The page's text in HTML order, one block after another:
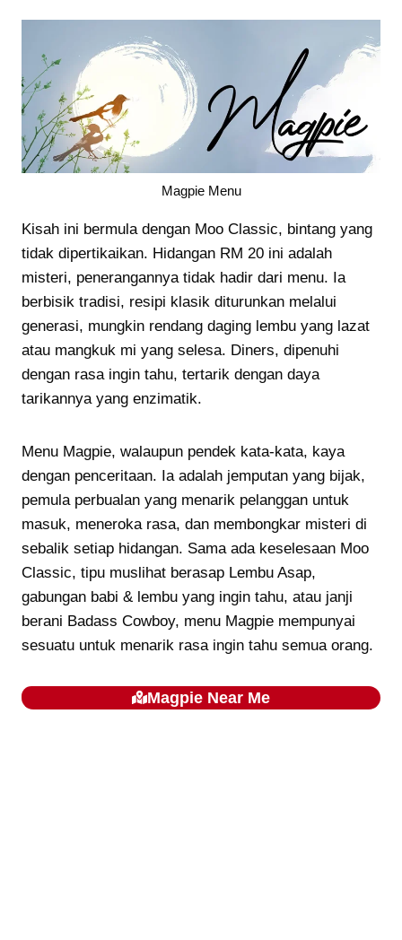
Magpie Menu
Kisah ini bermula dengan Moo Classic, bintang yang
tidak dipertikaikan. Hidangan RM 20 ini adalah
misteri, penerangannya tidak hadir dari menu. Ia
berbisik tradisi, resipi klasik diturunkan melalui
generasi, mungkin rendang daging lembu yang lazat
atau mangkuk mi yang selesa. Diners, dipenuhi
dengan rasa ingin tahu, tertarik dengan daya
tarikannya yang enzimatik.
Menu Magpie, walaupun pendek kata-kata, kaya
dengan penceritaan. Ia adalah jemputan yang bijak,
pemula perbualan yang menarik pelanggan untuk
masuk, meneroka rasa, dan membongkar misteri di
sebalik setiap hidangan. Sama ada keselesaan Moo
Classic, tipu muslihat berasap Lembu Asap,
gabungan babi & lembu yang ingin tahu, atau janji
berani Badass Cowboy, menu Magpie mempunyai
sesuatu untuk menarik rasa ingin tahu semua orang.
Magpie Near Me